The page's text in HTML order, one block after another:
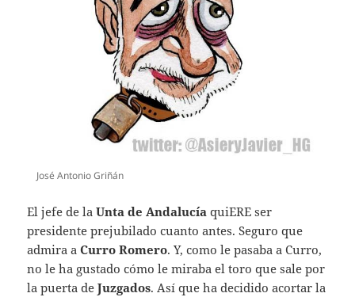
José Antonio Griñán
El jefe de laUnta de Andalucía quiERE ser
presidente prejubilado cuanto antes. Seguro que
admira aCurro Romero. Y, como le pasaba a Curro,
no le ha gustado cómo le miraba el toro que sale por
la puerta deJuzgados. Así que ha decidido acortar la